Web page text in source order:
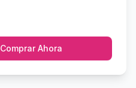
Comprar Ahora